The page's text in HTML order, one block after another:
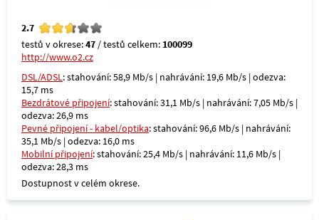
2.7
testů v okrese:47 / testů celkem: 100099
http://www.o2.cz
DSL/ADSL: stahování: 58,9 Mb/s | nahrávání: 19,6 Mb/s | odezva:
15,7 ms
Bezdrátové připojení: stahování: 31,1 Mb/s | nahrávání: 7,05 Mb/s |
odezva: 26,9 ms
Pevné připojení - kabel/optika: stahování: 96,6 Mb/s | nahrávání:
35,1 Mb/s | odezva: 16,0 ms
Mobilní připojení: stahování: 25,4 Mb/s | nahrávání: 11,6 Mb/s |
odezva: 28,3 ms
Dostupnost v celém okrese.